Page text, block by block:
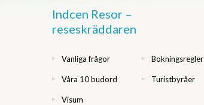
Indcen Resor –
reseskräddaren
Vanliga frågor Bokningsregler
Våra 10 budord Turistbyråer
Visum